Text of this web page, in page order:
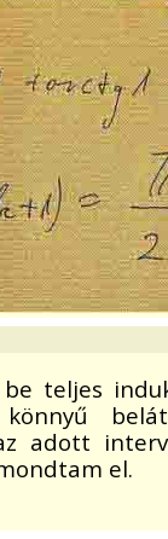
teljes
adott
el.